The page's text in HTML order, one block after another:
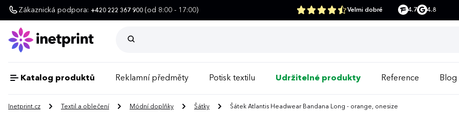
Zákaznická podpora: +420 222 367 900 (od 8:00 - 17:00) Velmi dobré 4.7 4.8
Katalog produktů Reklamní předměty Potisk textilu Udržitelné produkty Reference Blog
Inetprint.cz Textil a oblečení Módní doplňky Šátky Šátek Atlantis Headwear Bandana Long - orange, onesize